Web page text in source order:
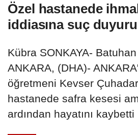
Özel hastanede
iddiasına suç
Kübra SONKAYA-
ANKARA, (DHA)-
öğretmeni Kevser
hastanede safra kesesi
ardından hayatını kaybetti